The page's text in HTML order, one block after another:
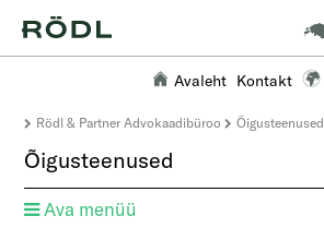
Avaleht Kontakt
Rödl & Partner Advokaadibüroo Õigusteenused
Õigusteenused
Ava menüü